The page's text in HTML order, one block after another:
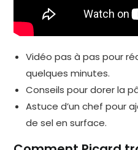
Vidéo pas à pas pour
quelques minutes.
Conseils pour dorer la
Astuce d’un chef pour
de sel en surface.